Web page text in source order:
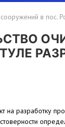
в
на разработку